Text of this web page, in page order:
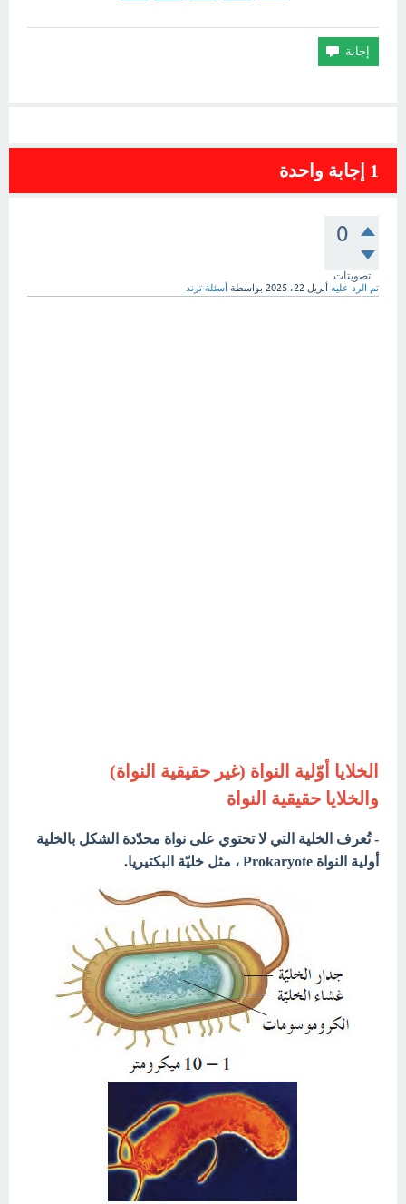
1 إجابة واحدة
0
تصويتات
تم الرد عليه أبريل 22، 2025 بواسطة أسئلة ترند
الخلايا أوّلية النواة (غير حقيقية النواة)
والخلايا حقيقية النواة
- تُعرف الخلية التي لا تحتوي على نواة محدّدة الشكل بالخلية
أولية النواة Prokaryote ، مثل خليّة البكتيريا.